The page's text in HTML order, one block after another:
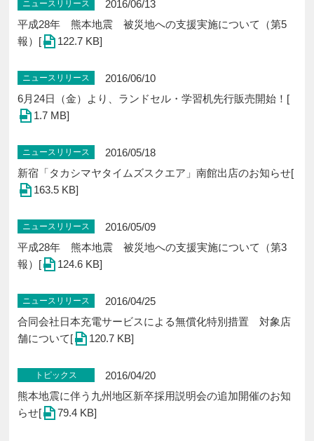
ニュースリリース
2016/06/13
平成28年 熊本地震 被災地への支援実施について（第5
報）[
122.7 KB]
ニュースリリース
2016/06/10
6月24日（金）より、ランドセル・学習机先行販売開始！[
1.7 MB]
ニュースリリース
2016/05/18
新宿「タカシマヤタイムズスクエア」南館出店のお知らせ[
163.5 KB]
ニュースリリース
2016/05/09
平成28年 熊本地震 被災地への支援実施について（第3
報）[
124.6 KB]
ニュースリリース
2016/04/25
合同会社日本充電サービスによる無償化特別措置 対象店
舗について[
120.7 KB]
トピックス
2016/04/20
熊本地震に伴う九州地区新卒採用説明会の追加開催のお知
らせ[
79.4 KB]